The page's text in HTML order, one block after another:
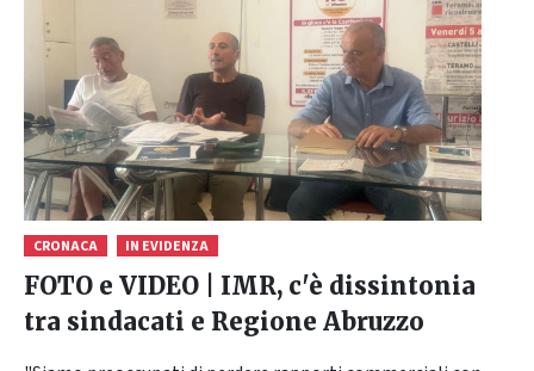
CRONACA IN EVIDENZA
FOTO e VIDEO | IMR, c'è dissintonia
tra sindacati e Regione Abruzzo